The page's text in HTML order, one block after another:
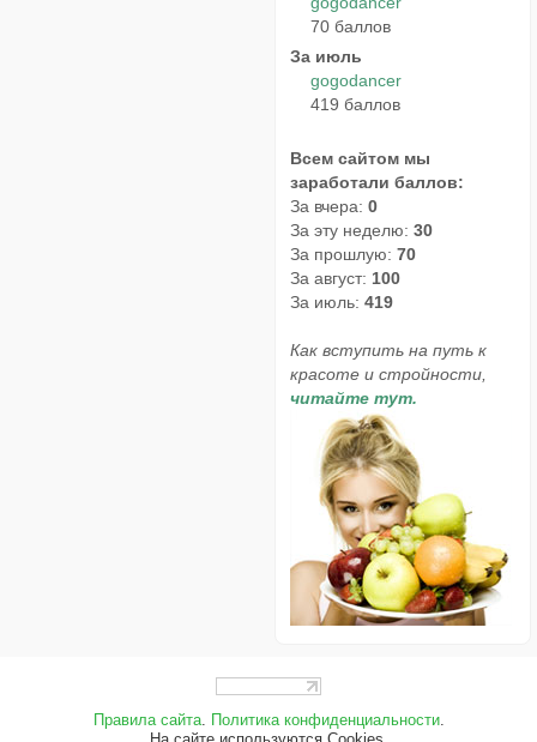
70 баллов
За июль
gogodancer
419 баллов
Всем сайтом мы
заработали баллов:
За вчера: 0
За эту неделю: 30
За прошлую: 70
За август: 100
За июль: 419
Как вступить на путь к
красоте и стройности,
читайте тут.
Правила сайта. Политика конфиденциальности.